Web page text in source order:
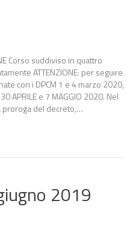
Corso suddiviso in quattro
ATTENZIONE: per seguire
con i DPCM 1 e 4 marzo 2020,
APRILE e 7 MAGGIO 2020. Nel
proroga del decreto,…
2019